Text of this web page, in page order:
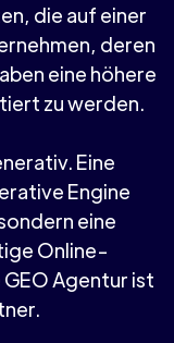
die auf einer
deren
eine höhere
zu werden.
Eine
Engine
eine
Online-
Agentur ist